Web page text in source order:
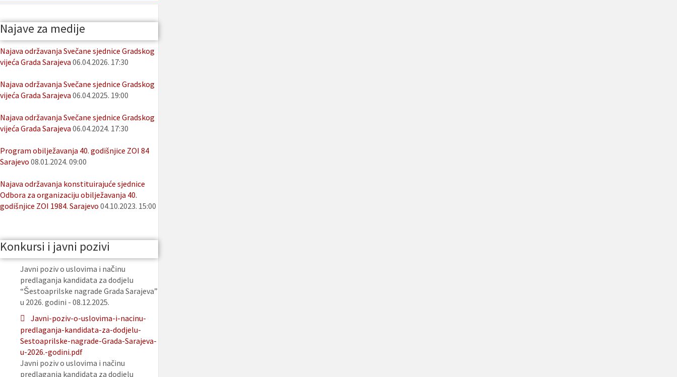
Najave za medije
Najava održavanja Svečane sjednice Gradskog
vijeća Grada Sarajeva 06.04.2026. 17:30
Najava održavanja Svečane sjednice Gradskog
vijeća Grada Sarajeva 06.04.2025. 19:00
Najava održavanja Svečane sjednice Gradskog
vijeća Grada Sarajeva 06.04.2024. 17:30
Program obilježavanja 40. godišnjice ZOI 84
Sarajevo 08.01.2024. 09:00
Najava održavanja konstituirajuće sjednice
Odbora za organizaciju obilježavanja 40.
godišnjice ZOI 1984. Sarajevo 04.10.2023. 15:00
Konkursi i javni pozivi
Javni poziv o uslovima i načinu
predlaganja kandidata za dodjelu
“Šestoaprilske nagrade Grada Sarajeva”
u 2026. godini - 08.12.2025.
Javni-poziv-o-uslovima-i-nacinu-
predlaganja-kandidata-za-dodjelu-
Sestoaprilske-nagrade-Grada-Sarajeva-
u-2026.-godini.pdf
Javni poziv o uslovima i načinu
predlaganja kandidata za dodjelu